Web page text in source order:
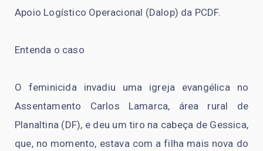
Apoio Logístico Operacional (Dalop) da PCDF.
Entenda o caso
O feminicida invadiu uma igreja evangélica no
Assentamento Carlos Lamarca, área rural de
Planaltina (DF), e deu um tiro na cabeça de Gessica,
que, no momento, estava com a filha mais nova do